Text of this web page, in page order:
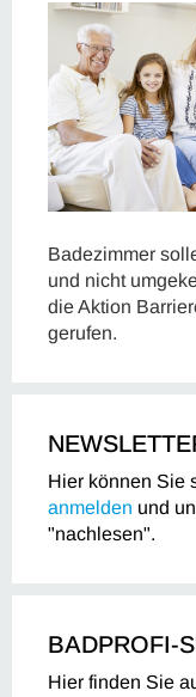
Badezimmer
und nicht
die Aktion
gerufen.
Hier können Sie
anmelden und
"nachlesen".
BADPROFI-
Hier finden Sie